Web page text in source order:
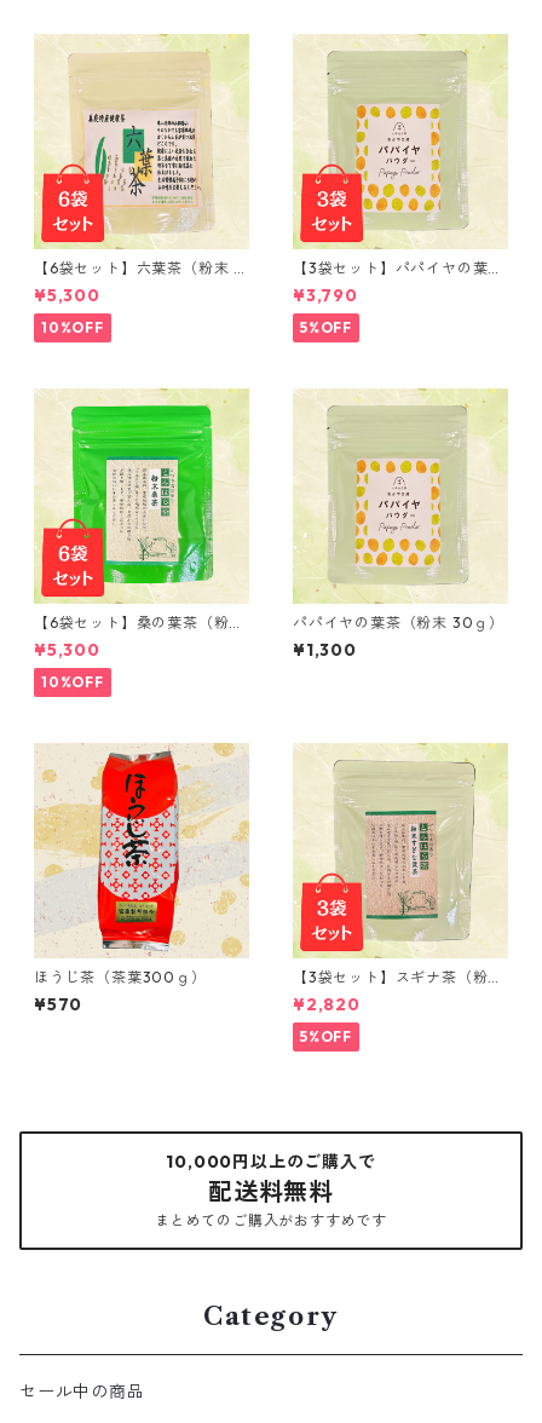
【6袋セット】六葉茶（粉末 5
0ｇ）
¥5,300
10%OFF
【3袋セット】パパイヤの葉茶
（粉末 30ｇ）
¥3,790
5%OFF
【6袋セット】桑の葉茶（粉末
50ｇ）
¥5,300
10%OFF
パパイヤの葉茶（粉末 30ｇ）
¥1,300
ほうじ茶（茶葉300ｇ）
¥570
【3袋セット】スギナ茶（粉末
50ｇ）
¥2,820
5%OFF
10,000円以上のご購入で
配送料無料
まとめてのご購入がおすすめです
Category
セール中の商品